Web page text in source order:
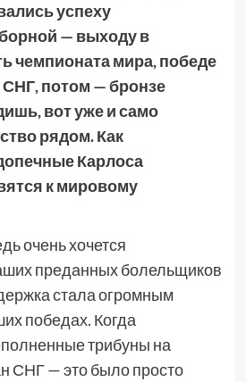
успеху
— выходу в
чемпионата мира, победе
СНГ, потом — бронзе
вот уже и само
рядом. Как
Карлоса
к мировому
очень хочется
преданных болельщиков
стала огромным
победах. Когда
трибуны на
СНГ — это было просто